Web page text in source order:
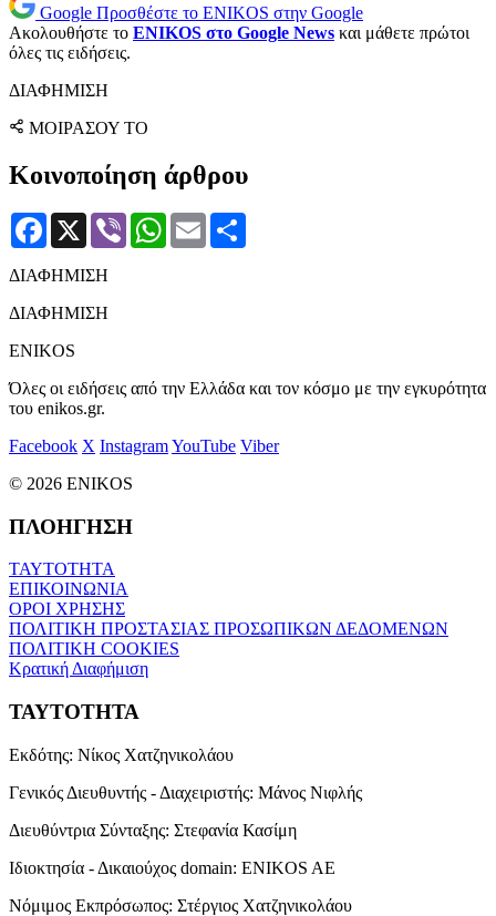
Google Προσθέστε το ENIKOS στην Google
Ακολουθήστε το ENIKOS στο Google News και μάθετε πρώτοι
όλες τις ειδήσεις.
ΔΙΑΦΗΜΙΣΗ
ΜΟΙΡΑΣΟΥ ΤΟ
Κοινοποίηση άρθρου
Facebook
X Viber WhatsApp
Email
ΔΙΑΦΗΜΙΣΗ
ΔΙΑΦΗΜΙΣΗ
ENIKOS
Όλες οι ειδήσεις από την Ελλάδα και τον κόσμο με την εγκυρότητα
του enikos.gr.
Facebook X InstagramYouTube Viber
© 2026 ENIKOS
ΠΛΟΗΓΗΣΗ
ΤΑΥΤΟΤΗΤΑ
ΕΠΙΚΟΙΝΩΝΙΑ
ΟΡΟΙ ΧΡΗΣΗΣ
ΠΟΛΙΤΙΚΗ ΠΡΟΣΤΑΣΙΑΣ ΠΡΟΣΩΠΙΚΩΝ ΔΕΔΟΜΕΝΩΝ
ΠΟΛΙΤΙΚΗ COOKIES
Κρατική Διαφήμιση
ΤΑΥΤΟΤΗΤΑ
Εκδότης: Νίκος Χατζηνικολάου
Γενικός Διευθυντής - Διαχειριστής: Μάνος Νιφλής
Διευθύντρια Σύνταξης: Στεφανία Κασίμη
Ιδιοκτησία - Δικαιούχος domain: ENIKOS AE
Νόμιμος Εκπρόσωπος: Στέργιος Χατζηνικολάου